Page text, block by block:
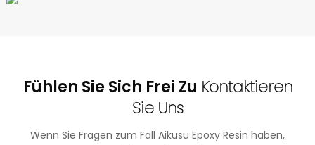
Fühlen Sie Sich Frei Zu Kontaktieren
Sie Uns
Wenn Sie Fragen zum Fall Aikusu Epoxy Resin haben,